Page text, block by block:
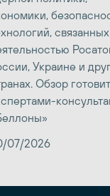
Украине и
Обзор
07/2026